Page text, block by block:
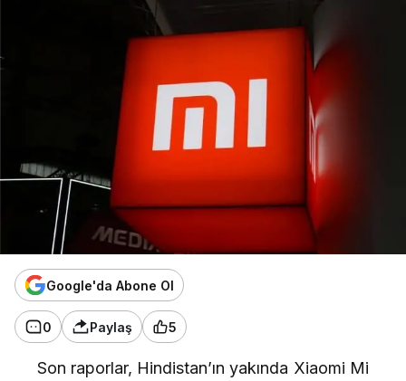
Google'da Abone Ol
0 Paylaş 5
Son raporlar, Hindistan’ın yakında Xiaomi Mi